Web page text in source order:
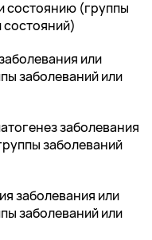
состоянию (группы
состояний)
или
заболеваний или
заболевания
заболеваний
заболевания или
заболеваний или